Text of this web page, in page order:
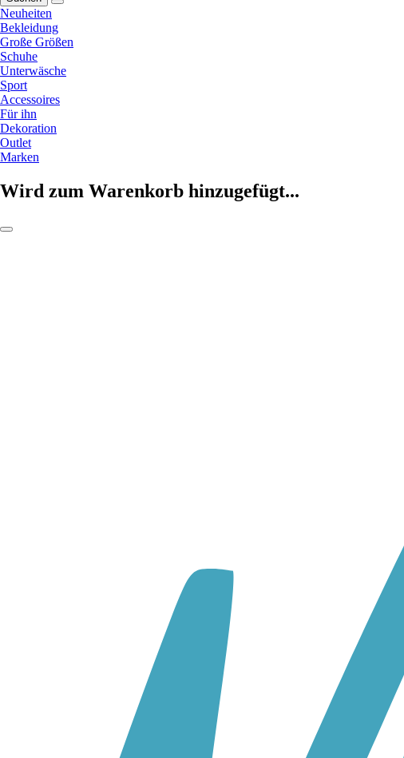
Neuheiten
Bekleidung
Große Größen
Schuhe
Unterwäsche
Sport
Accessoires
Für ihn
Dekoration
Outlet
Marken
Wird zum Warenkorb hinzugefügt...